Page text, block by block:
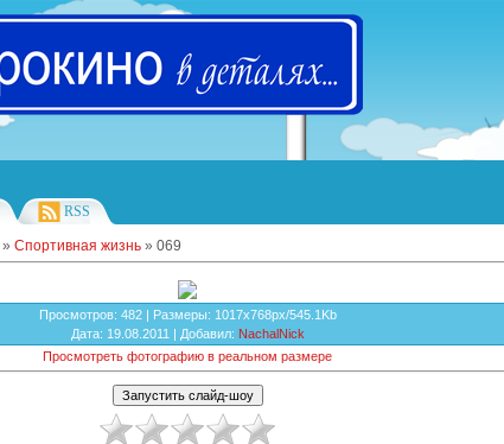
RSS
» Спортивная жизнь » 069
Просмотров: 482 | Размеры: 1017x768px/545.1Kb
Дата: 19.08.2011 | Добавил: NachalNick
Просмотреть фотографию в реальном размере